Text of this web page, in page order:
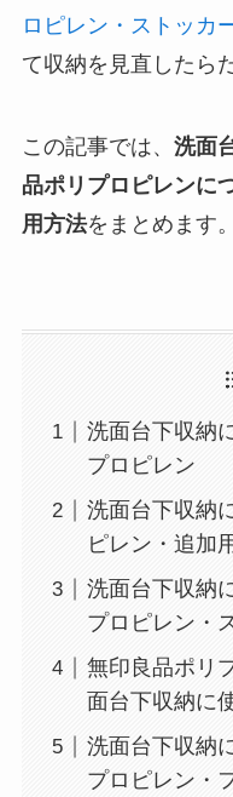
ロピレン・ストッカ
て収納を見直したら
この記事では、 洗面
品ポリプロピレンに
用方法をまとめます。
洗面台下収納
プロピレン
洗面台下収納
ピレン・追加
洗面台下収納
プロピレン・
無印良品ポリ
面台下収納に
洗面台下収納
プロピレン・